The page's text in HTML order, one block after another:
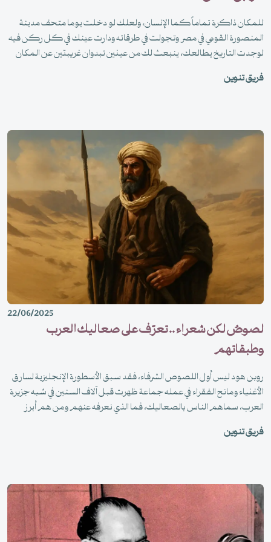
للمكان ذاكرة تماماً كما الإنسان، ولعلك لو دخلت يوما متحف مدينة
المنصورة القومي في مصر وتجولت في طرقاته ودارت عينك في كل ركن فيه
لوجدت التاريخ يطالعك، ينبعث لك من عينين تبدوان غريبتين عن المكان
وشقرة الشعر تخبرانك عن الهوية الغربية للتمثال القائم، أجل فهنا "دار ابن
فريق تنوين
22/06/2025
لصوصٌ لكن شعراء .. تعرّف على صعاليك العرب
وطبقاتهم
روبن هود ليس أول اللصوص الشرفاء، فقد سبق الأسطورة الإنجليزية لسارق
الأغنياء ومانح الفقراء في عمله جماعة ظهرت قبل آلاف السنين في شبه جزيرة
العرب، سماهم الناس بالصعاليك، فما الذي نعرفه عنهم ومن هم أبرز
فريق تنوين